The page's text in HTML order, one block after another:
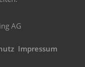
AG
Impressum